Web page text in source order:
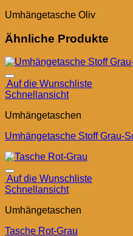
Umhängetasche Oliv
Ähnliche Produkte
Auf die Wunschliste
Schnellansicht
Umhängetaschen
Umhängetasche Stoff Grau-
Auf die Wunschliste
Schnellansicht
Umhängetaschen
Tasche Rot-Grau